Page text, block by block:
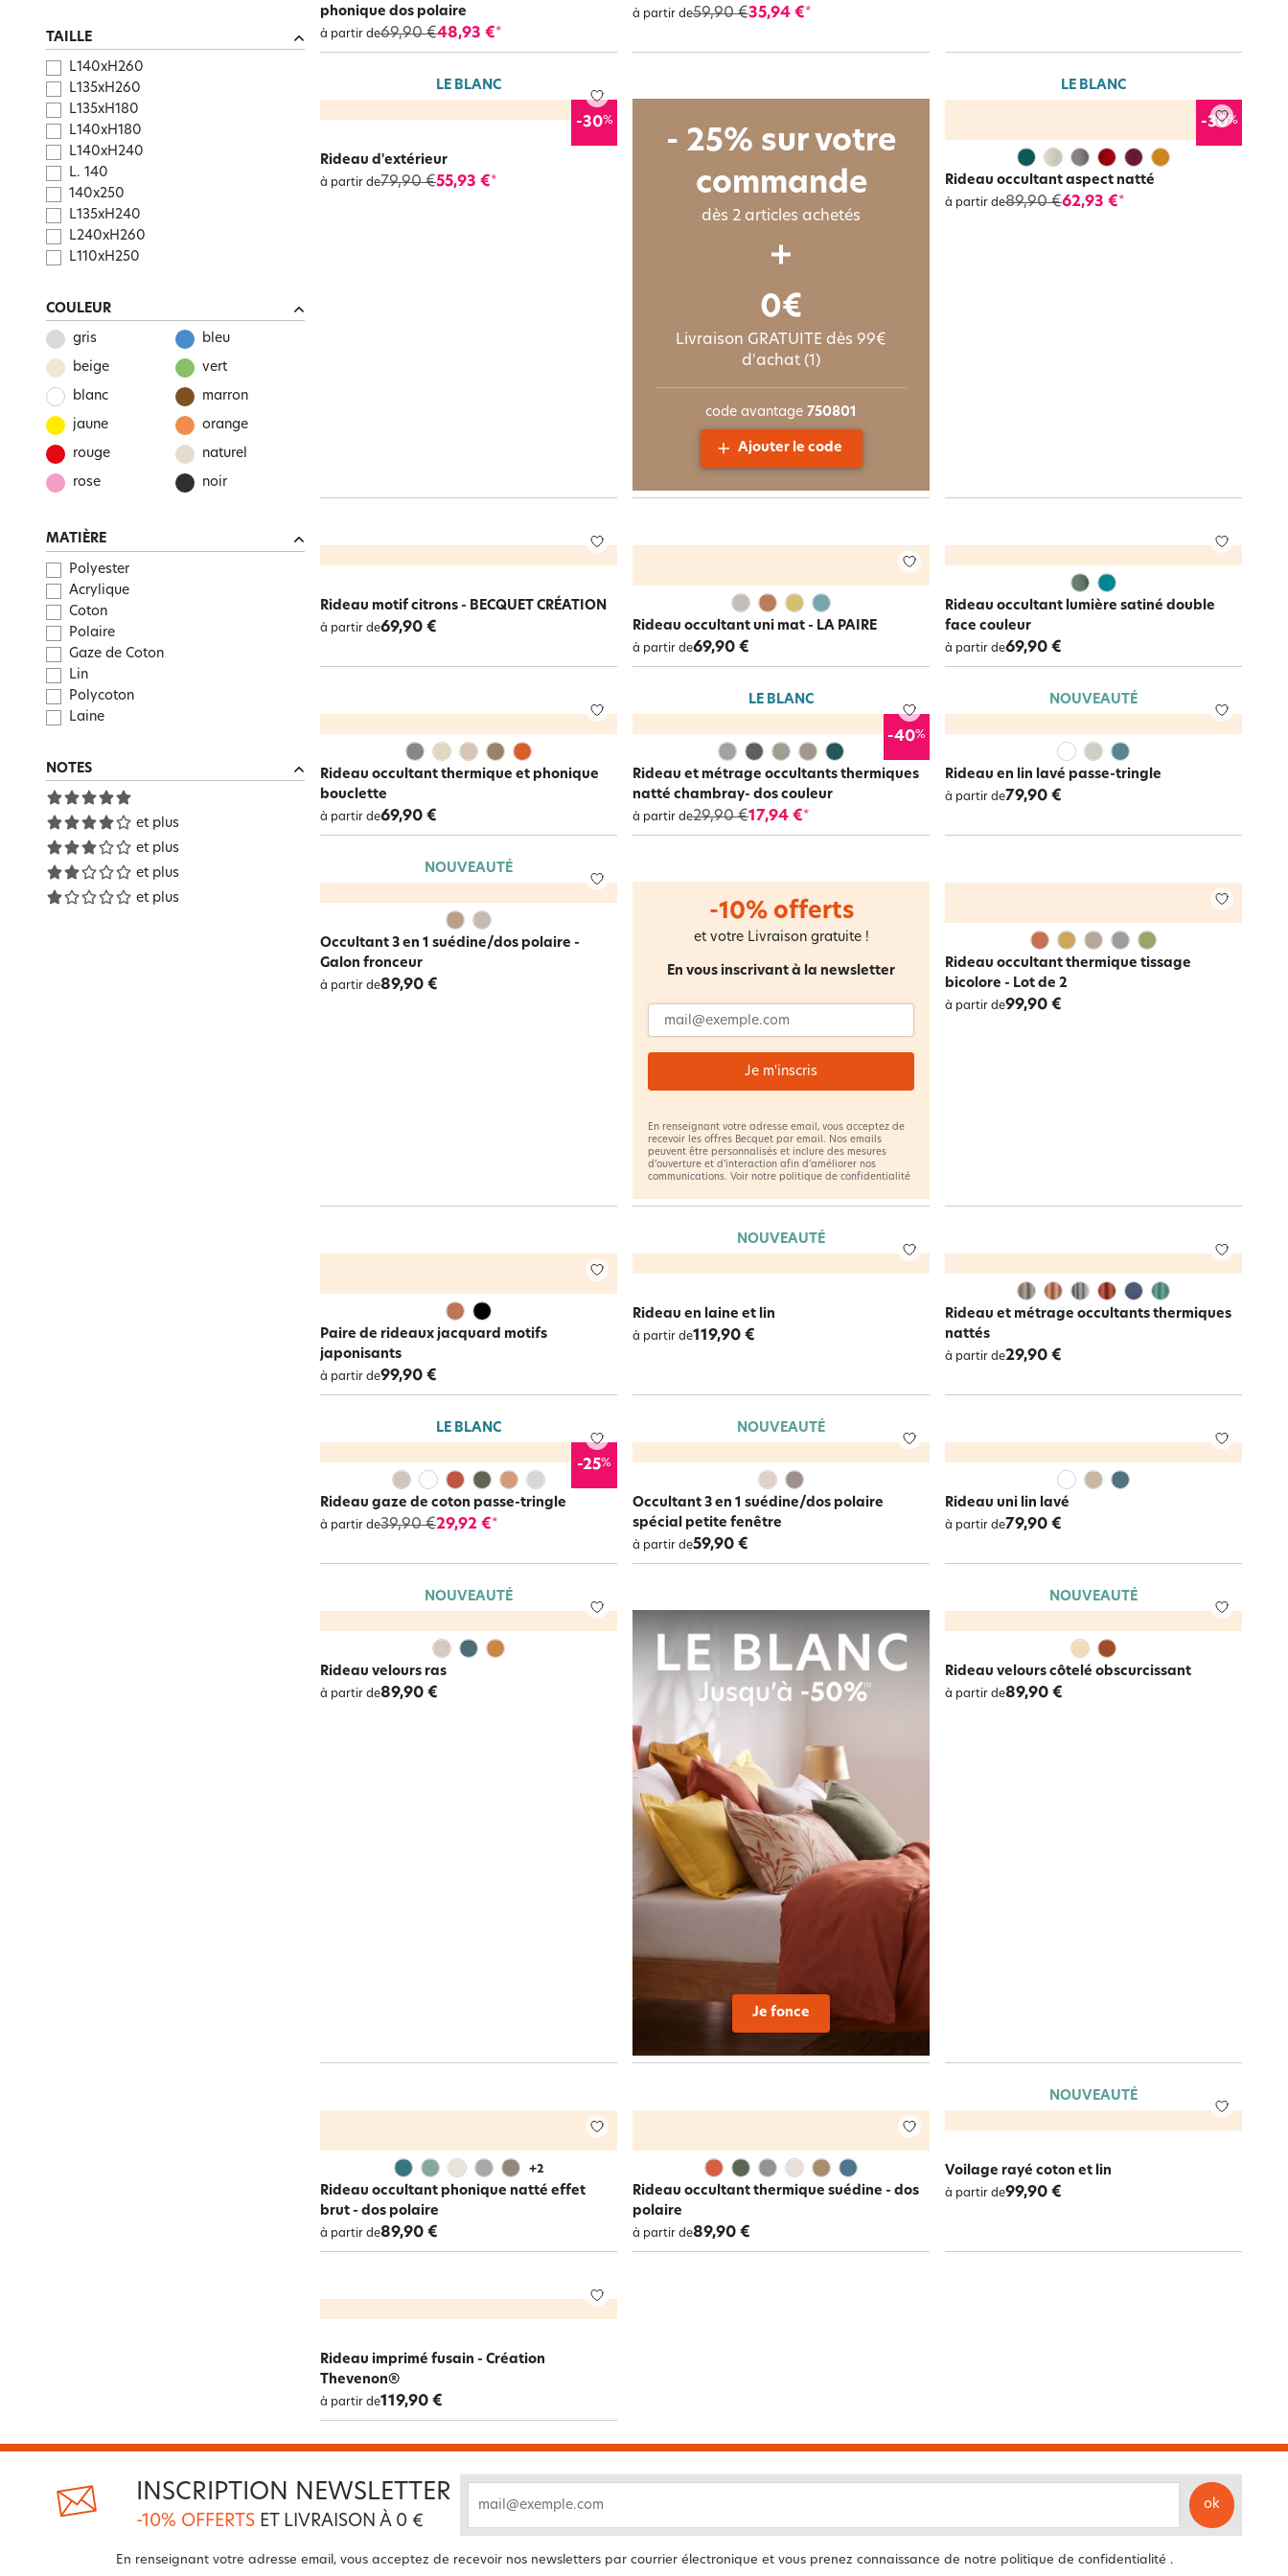
TAILLE
L140xH260
L135xH260
L135xH180
L140xH180
L140xH240
L. 140
140x250
L135xH240
L240xH260
L110xH250
COULEUR
gris
bleu
beige
vert
blanc
marron
jaune
orange
rouge
naturel
rose
noir
MATIÈRE
Polyester
Acrylique
Coton
Polaire
Gaze de Coton
Lin
Polycoton
Laine
NOTES
et plus
et plus
et plus
et plus
phonique dos polaire
à partir de69,90 €48,93 €*
à partir de59,90 €35,94 €*
LE BLANC
-30%
Rideau d'extérieur
à partir de79,90 €55,93 €*
LE BLANC
-30%
Rideau occultant aspect natté
à partir de89,90 €62,93 €*
Rideau motif citrons - BECQUET CRÉATION
à partir de69,90 € Rideau occultant uni mat - LA PAIRE
à partir de69,90 €
Rideau occultant lumière satiné double
face couleur
à partir de69,90 €
Rideau occultant thermique et phonique
bouclette
à partir de69,90 €
LE BLANC
-40%
Rideau et métrage occultants thermiques
natté chambray- dos couleur
à partir de29,90 €17,94 €*
NOUVEAUTÉ
Rideau en lin lavé passe-tringle
à partir de79,90 €
NOUVEAUTÉ
Occultant 3 en 1 suédine/dos polaire -
Galon fronceur
à partir de89,90 €
Rideau occultant thermique tissage
bicolore - Lot de 2
à partir de99,90 €
Paire de rideaux jacquard motifs
japonisants
à partir de99,90 €
NOUVEAUTÉ
Rideau en laine et lin
à partir de119,90 €
Rideau et métrage occultants thermiques
nattés
à partir de29,90 €
LE BLANC
-25%
Rideau gaze de coton passe-tringle
à partir de39,90 €29,92 €*
NOUVEAUTÉ
Occultant 3 en 1 suédine/dos polaire
spécial petite fenêtre
à partir de59,90 €
Rideau uni lin lavé
à partir de79,90 €
NOUVEAUTÉ
Rideau velours ras
à partir de89,90 €
NOUVEAUTÉ
Rideau velours côtelé obscurcissant
à partir de89,90 €
+2
Rideau occultant phonique natté effet
brut - dos polaire
à partir de89,90 €
Rideau occultant thermique suédine - dos
polaire
à partir de89,90 €
NOUVEAUTÉ
Voilage rayé coton et lin
à partir de99,90 €
Rideau imprimé fusain - Création
Thevenon®
à partir de119,90 €
- 25% sur votre
commande
dès 2 articles achetés
0€
Livraison GRATUITE dès 99€
d'achat (1)
code avantage 750801
Ajouter le code
-10% offerts
et votre Livraison gratuite !
En vous inscrivant à la newsletter
Adresse email
Je m'inscris
En renseignant votre adresse email, vous acceptez de
recevoir les offres Becquet par email. Nos emails
peuvent être personnalisés et inclure des mesures
d’ouverture et d’interaction afin d’améliorer nos
communications. Voir notre politique de confidentialité
Je fonce
INSCRIPTION NEWSLETTER
-10% OFFERTS ET LIVRAISON À 0 €
ok
En renseignant votre adresse email, vous acceptez de recevoir nos newsletters par courrier électronique et vous prenez connaissance de notre politique de confidentialité .